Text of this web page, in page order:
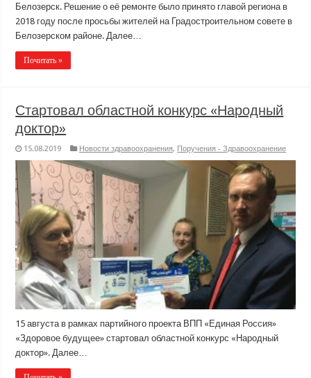
Белозерск. Решение о её ремонте было принято главой региона в
2018 году после просьбы жителей на Градостроительном совете в
Белозерском районе. Далее…
Почитать »
Стартовал областной конкурс «Народный
доктор»
15.08.2019 Новости здравоохранения, Поручения - Здравоохранение
15 августа в рамках партийного проекта ВПП «Единая Россия»
«Здоровое будущее» стартовал областной конкурс «Народный
доктор». Далее…